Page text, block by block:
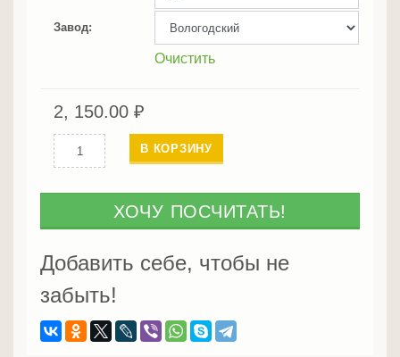
Завод
Очистить
2, 150.00 ₽
Количество
Планкен
термососны
прямой
20мм
В КОРЗИНУ
ХОЧУ ПОСЧИТАТЬ!
Добавить себе, чтобы не
забыть!